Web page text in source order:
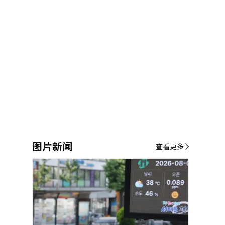
图片新闻 查看更多